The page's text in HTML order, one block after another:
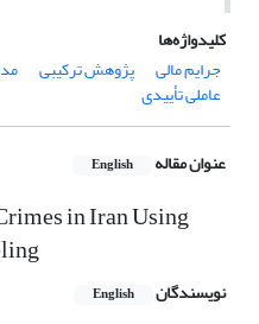
کلیدواژه‌ها
جرایم مالی
پژوهش ترکیبی
عاملی تأییدی
عنوان مقاله English
in Iran Using
نویسندگان English